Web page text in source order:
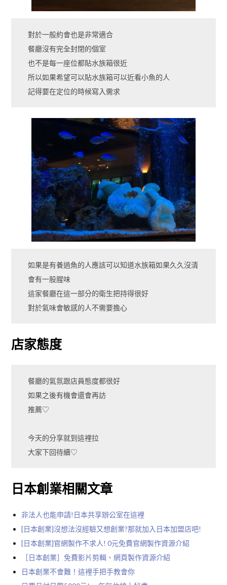
對於一般約會也是非常適合
餐廳沒有完全封閉的個室
也不是每一座位都貼水族箱很近
所以如果希望可以貼水族箱可以近看小魚的人
記得要在定位的時候寫入需求
如果是有養過魚的人應該可以知道水族箱如果久久沒清
會有一股腥味
這家餐廳在這一部分的衛生把持得很好
對於氣味會敏感的人不需要擔心
店家態度
餐廳的氣氛跟店員態度都很好
如果之後有機會還會再訪
推薦♡
今天的分享就到這裡拉
大家下回待續♡
日本創業相關文章
非法人也能申請!日本共享辦公室在這裡
[日本創業]沒想法沒經驗又想創業?那就加入日本加盟店吧!
[日本創業]官網製作不求人! 0元免費官網製作資源介紹
［日本創業］免費影片剪輯、網頁製作資源介紹
日本創業不會難！這裡手把手教會你